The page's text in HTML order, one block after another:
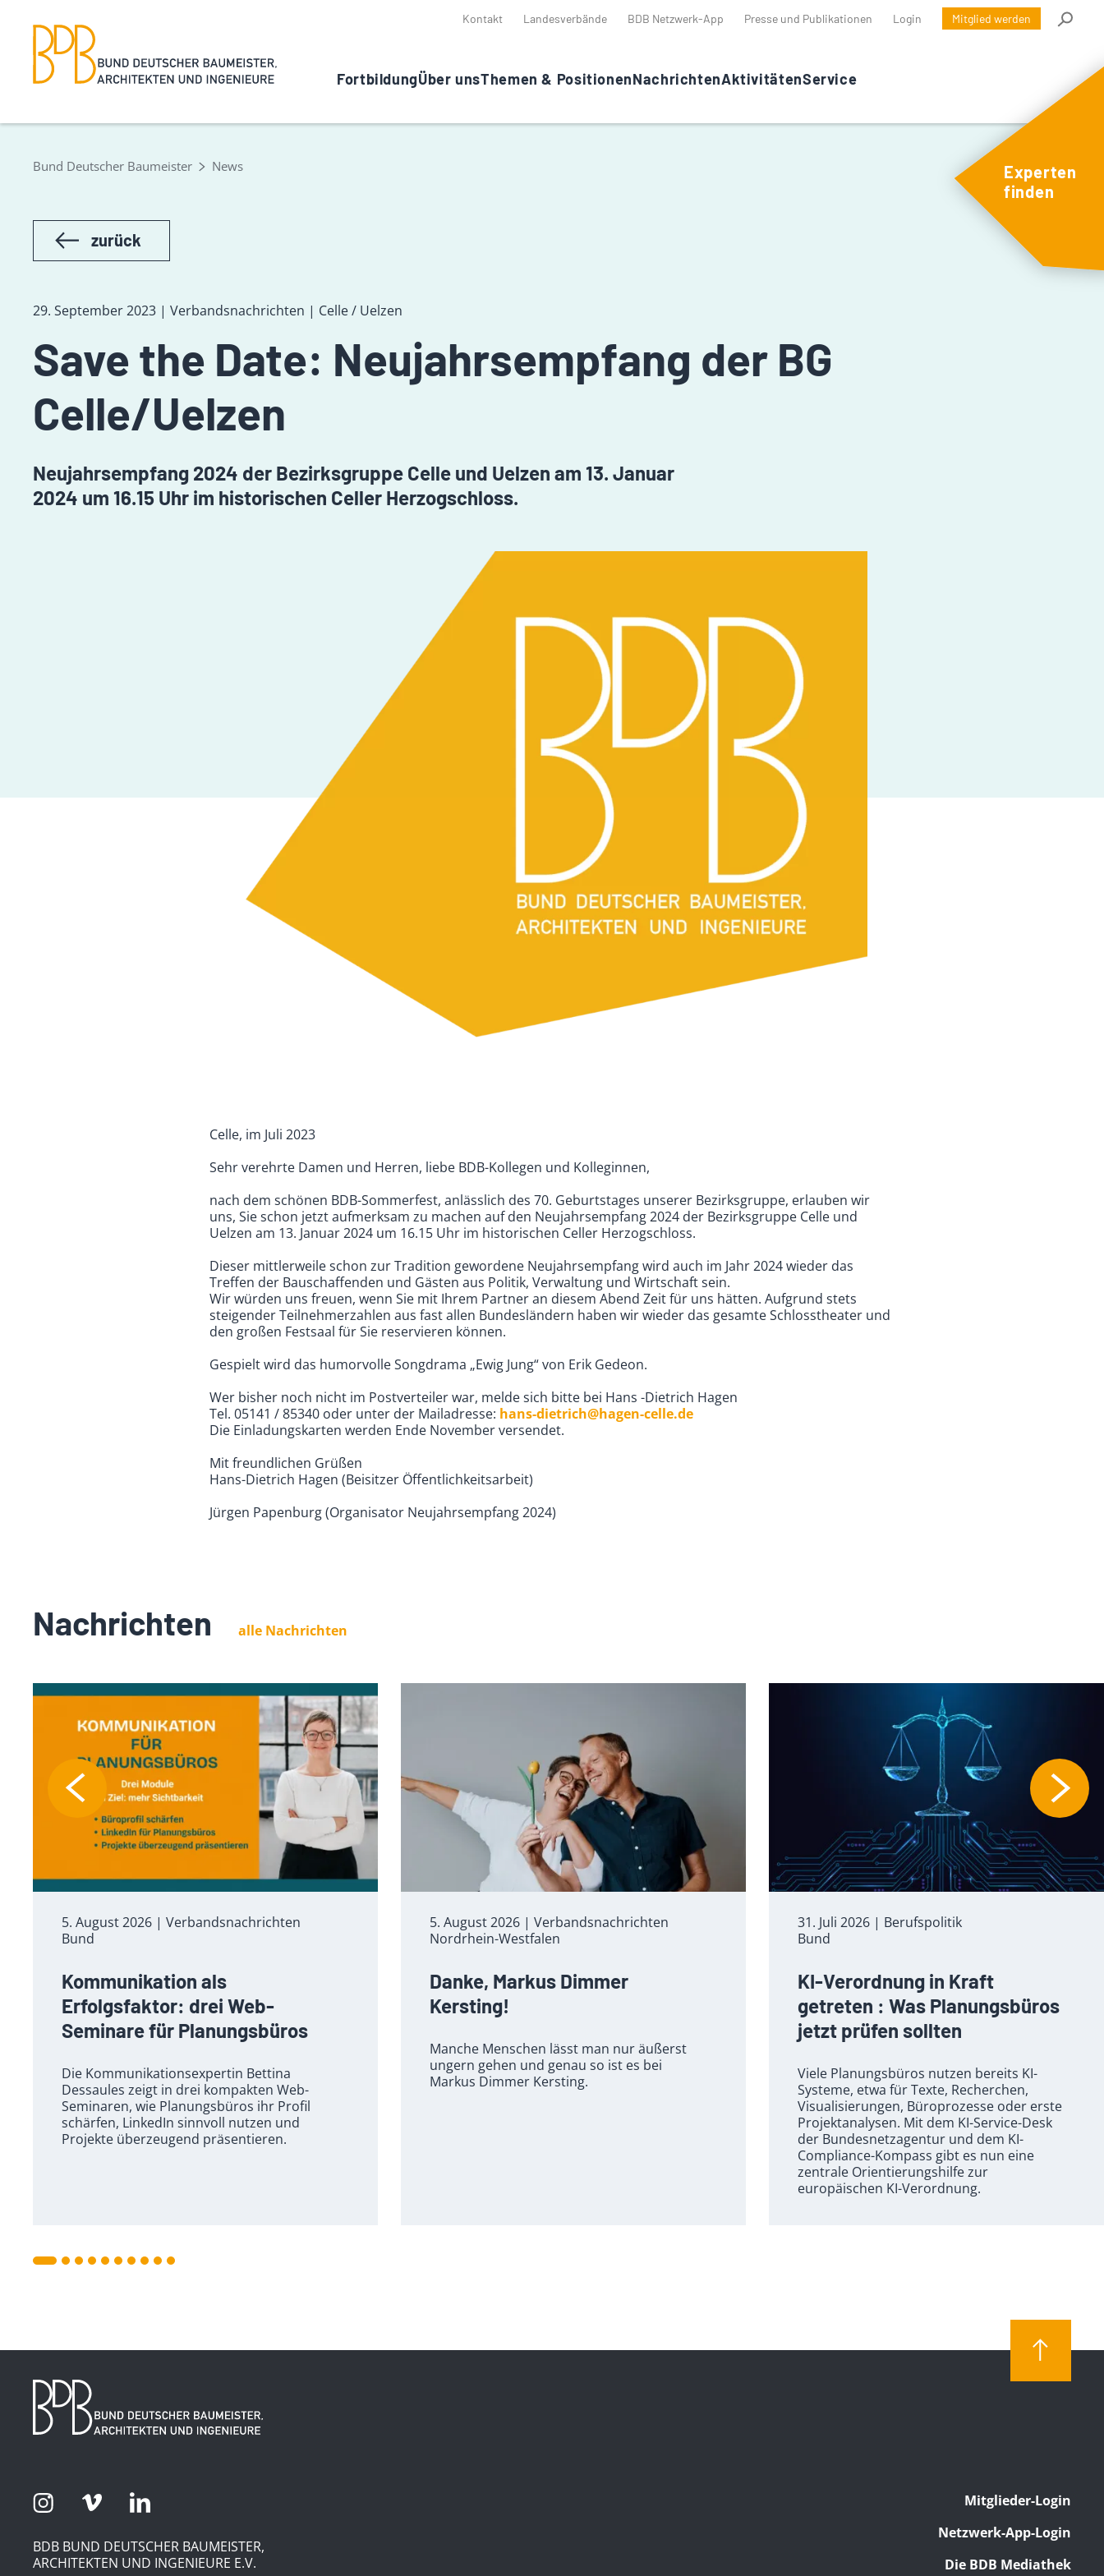
Kontakt Landesverbände BDB Netzwerk-App Presse und Publikationen Login Mitglied werden
FortbildungÜber unsThemen & PositionenNachrichtenAktivitätenService
Experten
finden
Bund Deutscher Baumeister News
zurück
29. September 2023 | Verbandsnachrichten | Celle / Uelzen
Save the Date: Neujahrsempfang der BG
Celle/Uelzen
Neujahrsempfang 2024 der Bezirksgruppe Celle und Uelzen am 13. Januar
2024 um 16.15 Uhr im historischen Celler Herzogschloss.
Celle, im Juli 2023
Sehr verehrte Damen und Herren, liebe BDB-Kollegen und Kolleginnen,
nach dem schönen BDB-Sommerfest, anlässlich des 70. Geburtstages unserer Bezirksgruppe, erlauben wir
uns, Sie schon jetzt aufmerksam zu machen auf den Neujahrsempfang 2024 der Bezirksgruppe Celle und
Uelzen am 13. Januar 2024 um 16.15 Uhr im historischen Celler Herzogschloss.
Dieser mittlerweile schon zur Tradition gewordene Neujahrsempfang wird auch im Jahr 2024 wieder das
Treffen der Bauschaffenden und Gästen aus Politik, Verwaltung und Wirtschaft sein.
Wir würden uns freuen, wenn Sie mit Ihrem Partner an diesem Abend Zeit für uns hätten. Aufgrund stets
steigender Teilnehmerzahlen aus fast allen Bundesländern haben wir wieder das gesamte Schlosstheater und
den großen Festsaal für Sie reservieren können.
Gespielt wird das humorvolle Songdrama „Ewig Jung“ von Erik Gedeon.
Wer bisher noch nicht im Postverteiler war, melde sich bitte bei Hans -Dietrich Hagen
Tel. 05141 / 85340 oder unter der Mailadresse: hans-dietrich@hagen-celle.de
Die Einladungskarten werden Ende November versendet.
Mit freundlichen Grüßen
Hans-Dietrich Hagen (Beisitzer Öffentlichkeitsarbeit)
Jürgen Papenburg (Organisator Neujahrsempfang 2024)
Nachrichten alle Nachrichten
5. August 2026 | Verbandsnachrichten
Bund
Kommunikation als
Erfolgsfaktor: drei Web-
Seminare für Planungsbüros
Die Kommunikationsexpertin Bettina
Dessaules zeigt in drei kompakten Web-
Seminaren, wie Planungsbüros ihr Profil
schärfen, LinkedIn sinnvoll nutzen und
Projekte überzeugend präsentieren.
5. August 2026 | Verbandsnachrichten
Nordrhein-Westfalen
Danke, Markus Dimmer
Kersting!
Manche Menschen lässt man nur äußerst
ungern gehen und genau so ist es bei
Markus Dimmer Kersting.
31. Juli 2026 | Berufspolitik
Bund
KI-Verordnung in Kraft
getreten : Was Planungsbüros
jetzt prüfen sollten
Viele Planungsbüros nutzen bereits KI-
Systeme, etwa für Texte, Recherchen,
Visualisierungen, Büroprozesse oder erste
Projektanalysen. Mit dem KI-Service-Desk
der Bundesnetzagentur und dem KI-
Compliance-Kompass gibt es nun eine
zentrale Orientierungshilfe zur
europäischen KI-Verordnung.
BDB BUND DEUTSCHER BAUMEISTER,
ARCHITEKTEN UND INGENIEURE E.V.
Mitglieder-Login
Netzwerk-App-Login
Die BDB Mediathek